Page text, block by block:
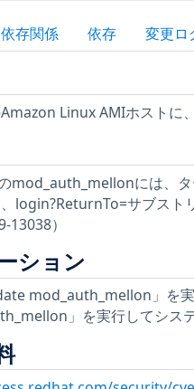
依存関係 依存 変更ロ
Linux AMIホストに
mod_auth_mellonには、
login?ReturnTo=サブスト
13038）
ション
mod_auth_mellon」を
」を実行してシス